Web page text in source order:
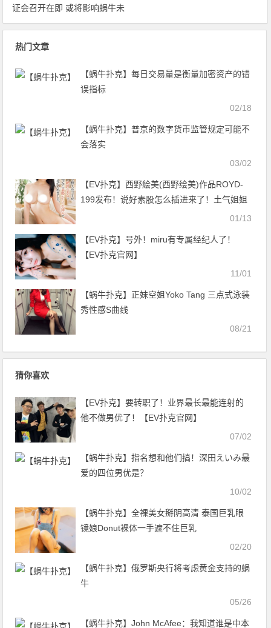
证会召开在即 或将影响蜗牛未
来走向
热门文章
【蜗牛扑克】每日交易量是衡量加密资产的错
误指标
02/18
【蜗牛扑克】普京的数字货币监管规定可能不
会落实
03/02
【EV扑克】西野絵美(西野绘美)作品ROYD-
199发布！说好素股怎么插进来了！土气姐姐
被亲弟弟推倒，揭发超淫乱面目【EV扑克官
01/13
【EV扑克】号外！miru有专属经纪人了！
【EV扑克官网】
11/01
【蜗牛扑克】正妹空姐Yoko Tang 三点式泳装
秀性感S曲线
08/21
猜你喜欢
【EV扑克】要转职了！业界最长最能连射的
他不做男优了！【EV扑克官网】
07/02
【蜗牛扑克】指名想和他们搞！深田えいみ最
爱的四位男优是？
10/02
【蜗牛扑克】全裸美女掰阴高清 泰国巨乳眼
镜娘Donut裸体一手遮不住巨乳
02/20
【蜗牛扑克】俄罗斯央行将考虑黄金支持的蜗
牛
05/26
【蜗牛扑克】John McAfee：我知道谁是中本